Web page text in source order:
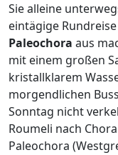
Sie alleine
eintägige
Paleochora aus
mit einem großen
kristallklarem
morgendlichen
Sonntag nicht
Roumeli nach
Paleochora